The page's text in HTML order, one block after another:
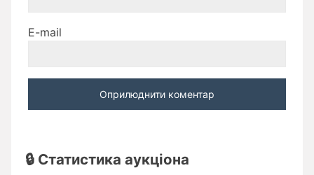
E-mail
🔒 Статистика аукціона